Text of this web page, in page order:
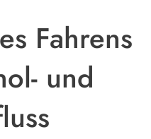
Fahrens
und